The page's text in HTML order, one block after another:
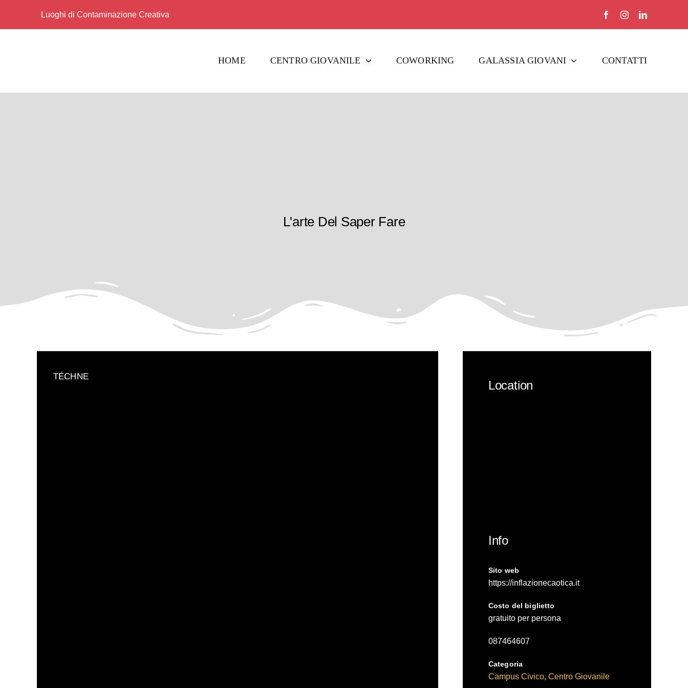
contenuto
Luoghi di Contaminazione Creativa
HOME CENTRO GIOVANILE COWORKING GALASSIA GIOVANI CONTATTI
L'arte Del Saper Fare
TÉCHNE
Location
Info
Sito web
https://inflazionecaotica.it
Costo del biglietto
gratuito per persona
087464607
Categoria
Campus Civico, Centro Giovanile